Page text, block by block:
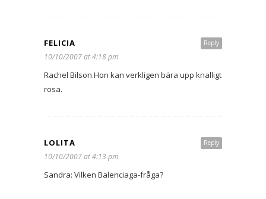
Reply
FELICIA
10/10/2007 at 4:18 pm
Rachel Bilson.Hon kan verkligen bära upp knalligt
rosa.
Reply
LOLITA
10/10/2007 at 4:13 pm
Sandra: Vilken Balenciaga-fråga?